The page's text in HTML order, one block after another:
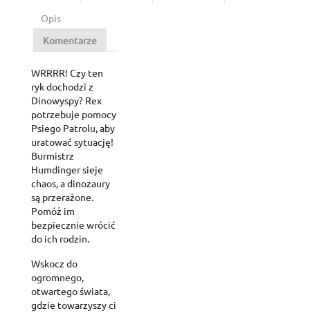
Opis
Komentarze
WRRRR! Czy ten
ryk dochodzi z
Dinowyspy? Rex
potrzebuje pomocy
Psiego Patrolu, aby
uratować sytuację!
Burmistrz
Humdinger sieje
chaos, a dinozaury
są przerażone.
Pomóż im
bezpiecznie wrócić
do ich rodzin.
Wskocz do
ogromnego,
otwartego świata,
gdzie towarzyszy ci